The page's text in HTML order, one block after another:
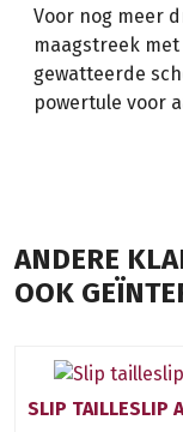
Voor nog meer
maagstreek
gewatteerde
powertule voor
ANDERE
OOK
SLIP TAILLESLIP